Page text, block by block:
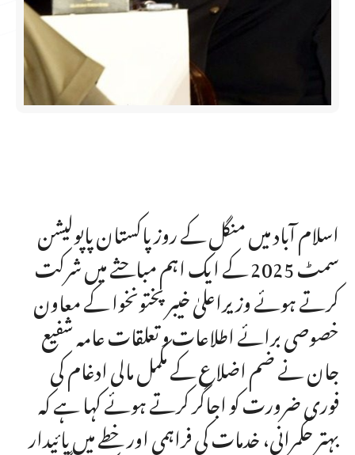
اسلام آباد میں منگل کے روز پاکستان پاپولیشن
سمٹ 2025 کے ایک اہم مباحثے میں شرکت
کرتے ہوئے وزیراعلیٰ خیبرپختونخوا کے معاون
خصوصی برائے اطلاعات و تعلقات عامہ شفیع
جان نے ضم اضلاع کے مکمل مالی ادغام کی
فوری ضرورت کو اجاگر کرتے ہوئے کہا ہے کہ
بہتر حکمرانی، خدمات کی فراہمی اور خطے میں پائیدار